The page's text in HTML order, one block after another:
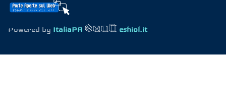
Powered by ItaliaPA eshiol.it